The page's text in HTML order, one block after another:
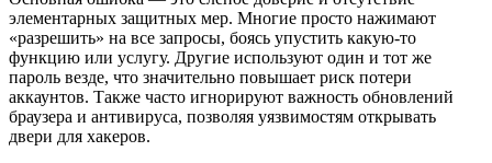
элементарных защитных мер. Многие просто нажимают
«разрешить» на все запросы, боясь упустить какую-то
функцию или услугу. Другие используют один и тот же
пароль везде, что значительно повышает риск потери
аккаунтов. Также часто игнорируют важность обновлений
браузера и антивируса, позволяя уязвимостям открывать
двери для хакеров.